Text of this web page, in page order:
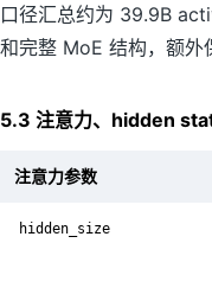
口径汇总约为 39.9B
和完整 MoE 结构，额外
5.3 注意力、hidden
注意力参数
hidden_size